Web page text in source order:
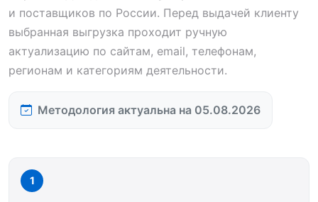
и поставщиков по России. Перед выдачей клиенту
выбранная выгрузка проходит ручную
актуализацию по сайтам, email, телефонам,
регионам и категориям деятельности.
Методология актуальна на 05.08.2026
1